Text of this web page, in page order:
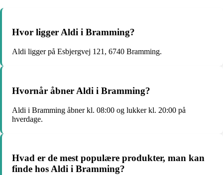
Hvor ligger Aldi i Bramming?
Aldi ligger på Esbjergvej 121, 6740 Bramming.
Hvornår åbner Aldi i Bramming?
Aldi i Bramming åbner kl. 08:00 og lukker kl. 20:00 på
hverdage.
Hvad er de mest populære produkter, man kan
finde hos Aldi i Bramming?